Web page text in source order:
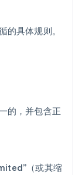
的具体规则。
的，并包含正
（或其缩